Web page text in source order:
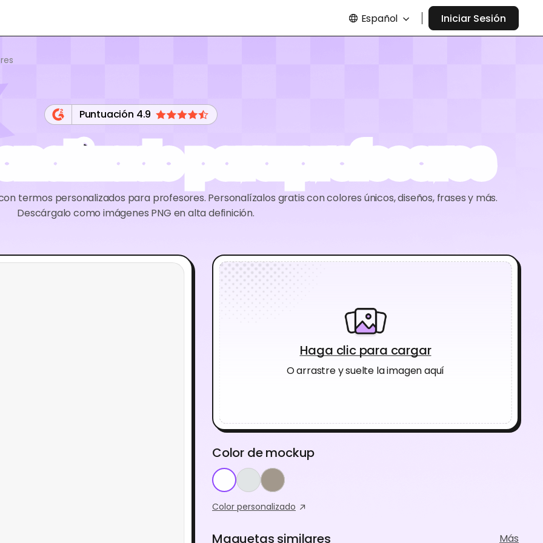
Español Iniciar Sesión
Puntuación 4.9
para profesores
termos personalizados para profesores. Personalízalos gratis con colores únicos, diseños, frases y más.
Descárgalo como imágenes PNG en alta definición.
Haga clic para cargar
O arrastre y suelte la imagen aquí
Color de mockup
Color personalizado
Maquetas similares Más